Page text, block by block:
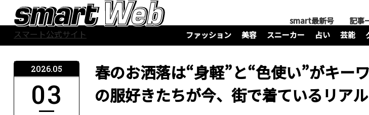
スマート公式サイト
smart最新号 記事
ファッション
美容 スニーカー 占い 芸能
春のお洒落は“身軽”と“色使い”がキー
の服好きたちが今、街で着ているリア
2026.05
03